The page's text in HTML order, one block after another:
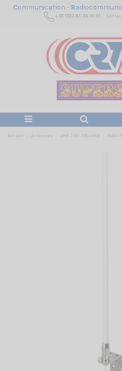
Communication - R
+33 (0)3 80 26 91 91
Accueil Antennes VHF / 30-300 Mhz